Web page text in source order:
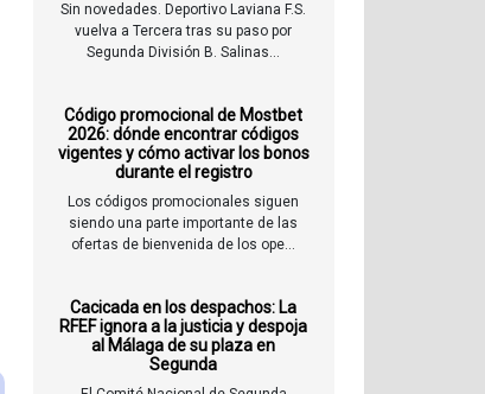
Sin novedades. Deportivo Laviana F.S.
vuelva a Tercera tras su paso por
Segunda División B. Salinas...
Código promocional de Mostbet
2026: dónde encontrar códigos
vigentes y cómo activar los bonos
durante el registro
Los códigos promocionales siguen
siendo una parte importante de las
ofertas de bienvenida de los ope...
Cacicada en los despachos: La
RFEF ignora a la justicia y despoja
al Málaga de su plaza en
Segunda